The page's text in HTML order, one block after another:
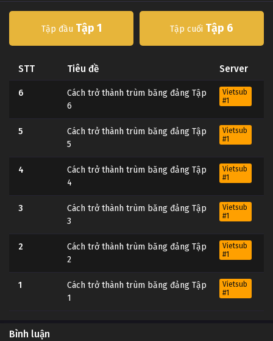
Tập đầu Tập 1 Tập cuối Tập 6
STT Tiêu đề Server
6
Cách trở thành trùm băng đảng Tập
6
Vietsub
#1
5
Cách trở thành trùm băng đảng Tập
5
Vietsub
#1
4
Cách trở thành trùm băng đảng Tập
4
Vietsub
#1
3
Cách trở thành trùm băng đảng Tập
3
Vietsub
#1
2
Cách trở thành trùm băng đảng Tập
2
Vietsub
#1
1
Cách trở thành trùm băng đảng Tập
1
Vietsub
#1
Bình luận